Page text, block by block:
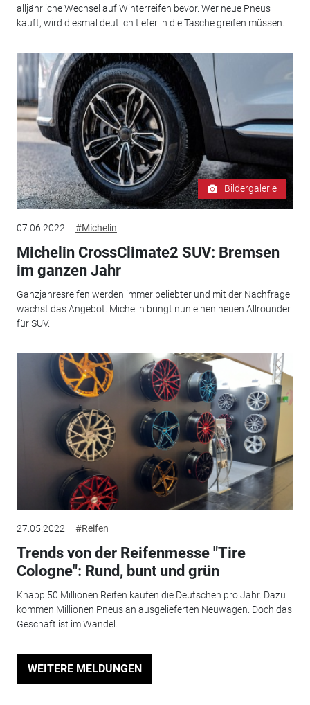
alljährliche Wechsel auf Winterreifen bevor. Wer neue Pneus
kauft, wird diesmal deutlich tiefer in die Tasche greifen müssen.
Bildergalerie
07.06.2022 #Michelin
Michelin CrossClimate2 SUV: Bremsen
im ganzen Jahr
Ganzjahresreifen werden immer beliebter und mit der Nachfrage
wächst das Angebot. Michelin bringt nun einen neuen Allrounder
für SUV.
27.05.2022 #Reifen
Trends von der Reifenmesse "Tire
Cologne": Rund, bunt und grün
Knapp 50 Millionen Reifen kaufen die Deutschen pro Jahr. Dazu
kommen Millionen Pneus an ausgelieferten Neuwagen. Doch das
Geschäft ist im Wandel.
WEITERE MELDUNGEN